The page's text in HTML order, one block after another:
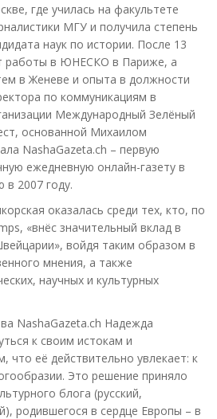
где училась на факультете
МГУ и получила степень
наук по истории. После 13
работы в ЮНЕСКО в Париже, а
в Женеве и опыта в должности
по коммуникациям в
Международный Зелёный
основанной Михаилом
NashaGazeta.ch – первую
ежедневную онлайн-газету в
2007 году.
оказалась среди тех, кто, по
«внёс значительный вклад в
войдя таким образом в
мнения, а также
научных и культурных
NashaGazeta.ch Надежда
к своим истокам и
что её действительно увлекает: к
Это решение приняло
блога (русский,
родившегося в сердце Европы – в